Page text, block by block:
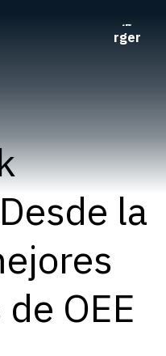
la
OEE